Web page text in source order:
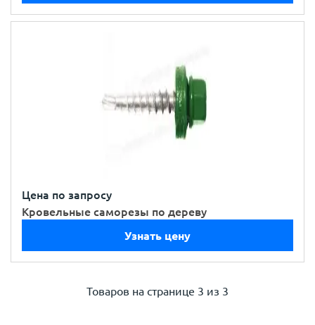
Цена по запросу
Кровельные саморезы по дереву
Узнать цену
Товаров на странице 3 из 3